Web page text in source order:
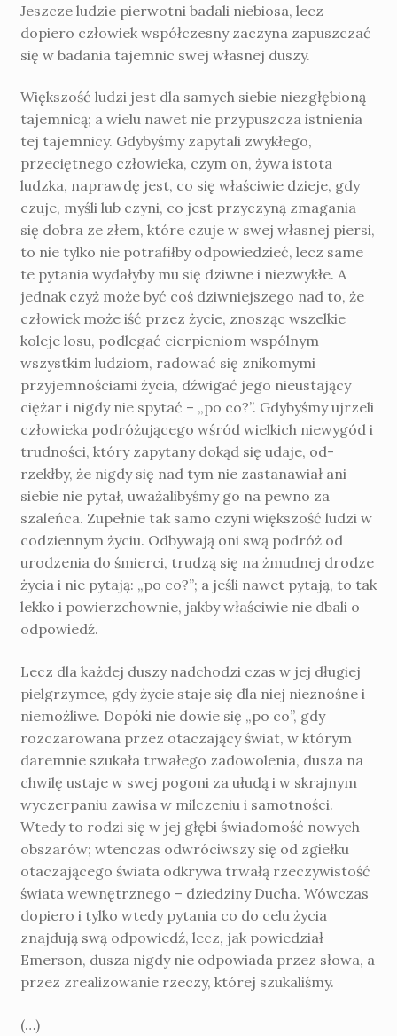
Jeszcze ludzie pierwotni badali nie­biosa, lecz
dopiero człowiek współczesny za­czyna zapuszczać
się w badania tajemnic swej własnej duszy.
Większość ludzi jest dla samych siebie niezgłębioną
tajemnicą; a wielu nawet nie przy­puszcza istnienia
tej tajemnicy. Gdybyśmy zapy­tali zwykłego,
przeciętnego człowieka, czym on, żywa istota
ludzka, naprawdę jest, co się właściwie dzieje, gdy
czuje, myśli lub czyni, co jest przyczyną zmagania
się dobra ze złem, które czuje w swej własnej piersi,
to nie tylko nie potrafiłby odpowiedzieć, lecz same
te py­tania wydałyby mu się dziwne i niezwykłe. A
jed­nak czyż może być coś dziwniejszego nad to, że
człowiek może iść przez życie, znosząc wszel­kie
koleje losu, podlegać cierpieniom wspól­nym
wszystkim ludziom, radować się znikomymi
przyjemnościami życia, dźwigać jego nieustający
ciężar i nigdy nie spytać – „po co?”. Gdybyśmy ujrzeli
człowieka podróżu­jącego wśród wielkich niewygód i
trud­ności, który zapytany dokąd się udaje, od­
rzekłby, że nigdy się nad tym nie zastanawiał ani
siebie nie pytał, uważalibyśmy go na pewno za
szaleńca. Zupełnie tak samo czyni większość ludzi w
codziennym życiu. Odbywają oni swą podróż od
urodzenia do śmierci, trudzą się na żmudnej drodze
życia i nie pytają: „po co?”; a jeśli nawet pytają, to tak
lekko i powierzchownie, jakby właściwie nie dbali o
odpowiedź.
Lecz dla każdej duszy nadchodzi czas w jej długiej
pielgrzymce, gdy życie staje się dla niej nieznośne i
niemożliwe. Dopóki nie dowie się „po co”, gdy
rozczarowana przez ota­czający świat, w którym
daremnie szukała trwałego zadowolenia, dusza na
chwilę ustaje w swej pogoni za ułudą i w skrajnym
wyczerpaniu zawisa w milczeniu i samotności.
Wtedy to rodzi się w jej głębi świadomość nowych
obszarów; wtenczas odwróciwszy się od zgiełku
otaczającego świata odkrywa trwałą rzeczywistość
świata wewnętrznego – dziedziny Ducha. Wówczas
dopiero i tylko wtedy pytania co do celu życia
znajdują swą odpowiedź, lecz, jak powiedział
Emerson, dusza nigdy nie odpo­wiada przez słowa, a
przez zrealizowanie rzeczy, której szukaliśmy.
(…)